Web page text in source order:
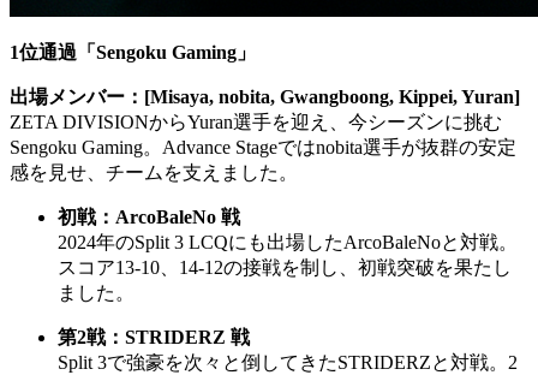
1位通過「Sengoku Gaming」
出場メンバー：[Misaya, nobita, Gwangboong, Kippei, Yuran]
ZETA DIVISIONからYuran選手を迎え、今シーズンに挑む
Sengoku Gaming。Advance Stageではnobita選手が抜群の安定
感を見せ、チームを支えました。
初戦：ArcoBaleNo 戦
2024年のSplit 3 LCQにも出場したArcoBaleNoと対戦。
スコア13-10、14-12の接戦を制し、初戦突破を果たし
ました。
第2戦：STRIDERZ 戦
Split 3で強豪を次々と倒してきたSTRIDERZと対戦。2